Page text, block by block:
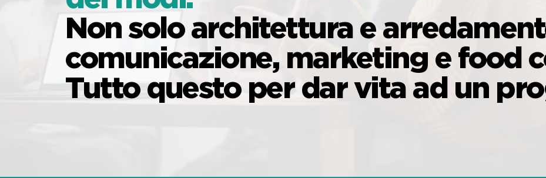
Non solo architettura e
comunicazione, marketing e food
Tutto questo per dar vita ad un